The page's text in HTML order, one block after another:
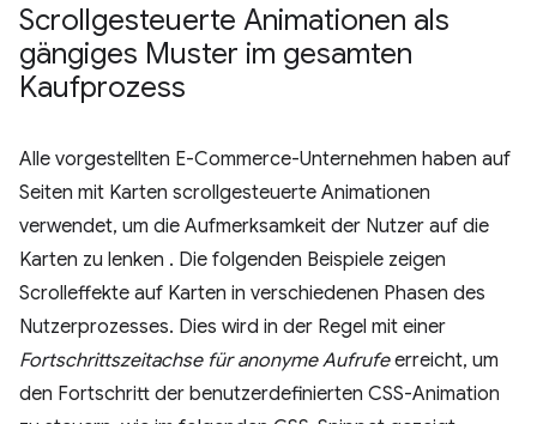
Scrollgesteuerte Animationen als
gängiges Muster im gesamten
Kaufprozess
Alle vorgestellten E-Commerce-Unternehmen haben auf
Seiten mit Karten scrollgesteuerte Animationen
verwendet, um die Aufmerksamkeit der Nutzer auf die
Karten zu lenken . Die folgenden Beispiele zeigen
Scrolleffekte auf Karten in verschiedenen Phasen des
Nutzerprozesses. Dies wird in der Regel mit einer
Fortschrittszeitachse für anonyme Aufrufeerreicht, um
den Fortschritt der benutzerdefinierten CSS-Animation